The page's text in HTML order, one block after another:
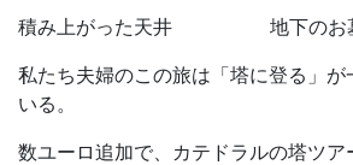
積み上がった天井
地下のお
私たち夫婦のこの旅は「塔に登る」が
いる。
数ユーロ追加で、カテドラルの塔ツ